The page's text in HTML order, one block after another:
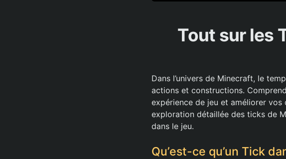
Tout sur les
Dans l’univers de Minecraft, le
actions et constructions.
expérience de jeu et améliorer
exploration détaillée des ticks de
dans le jeu.
Qu’est-ce qu’un Tick